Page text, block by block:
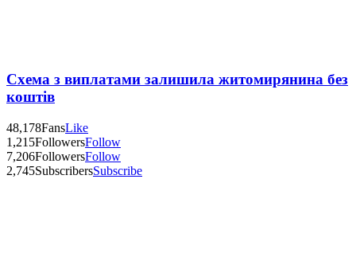
Схема з виплатами залишила житомирянина без
коштів
48,178FansLike
1,215FollowersFollow
7,206FollowersFollow
2,745SubscribersSubscribe